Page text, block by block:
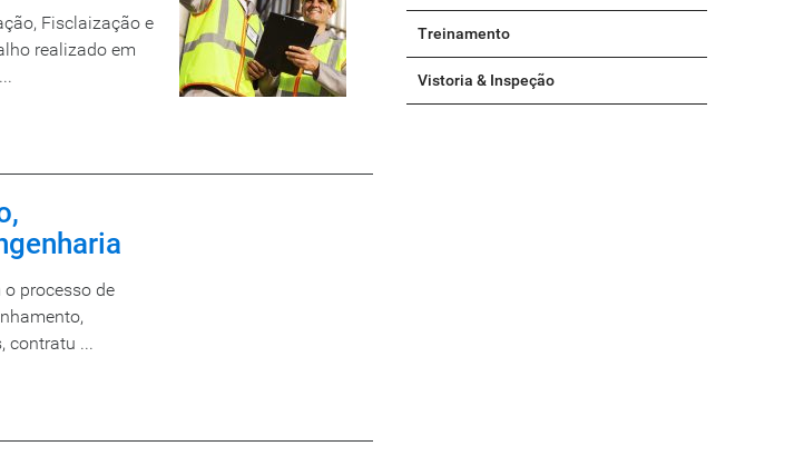
Fisclaização e
realizado em
processo de
contratu ...
Treinamento
Vistoria & Inspeção